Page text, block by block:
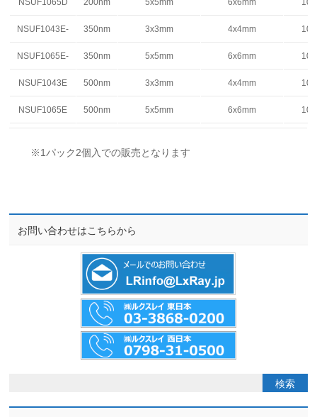
NSUF1065D 200nm 5x5mm 6x6mm
NSUF1043E- 350nm 3x3mm 4x4mm
NSUF1065E- 350nm 5x5mm 6x6mm
NSUF1043E 500nm 3x3mm 4x4mm
NSUF1065E 500nm 5x5mm 6x6mm
※1パック2個入での販売となります
お問い合わせはこちらから